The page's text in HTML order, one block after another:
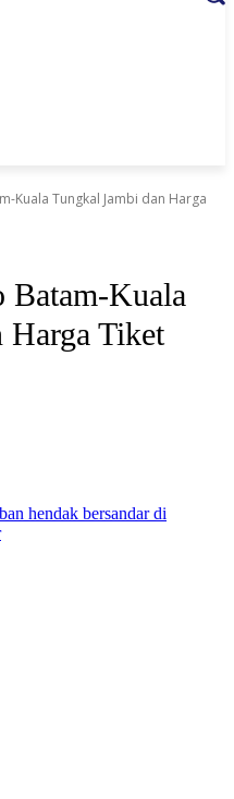
Kuala Tungkal Jambi dan Harga
Batam-Kuala
Harga Tiket